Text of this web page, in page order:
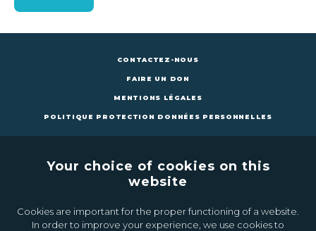
CONTACTEZ-NOUS
FAIRE UN DON
MENTIONS LÉGALES
POLITIQUE PROTECTION DONNÉES PERSONNELLES
CONTACTEZ-NOUS FAIRE UN DON
Your choice of cookies on this
website
Cookies are important for the proper functioning of a website.
In order to improve your experience, we use cookies to